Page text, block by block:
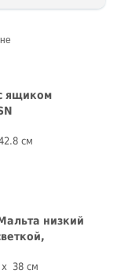
ящиком
см
низкий
38 см